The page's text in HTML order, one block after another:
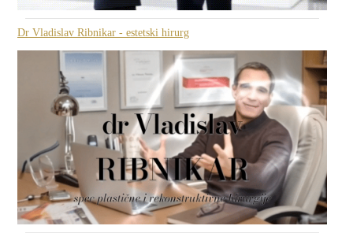
Dr Vladislav Ribnikar - estetski hirurg